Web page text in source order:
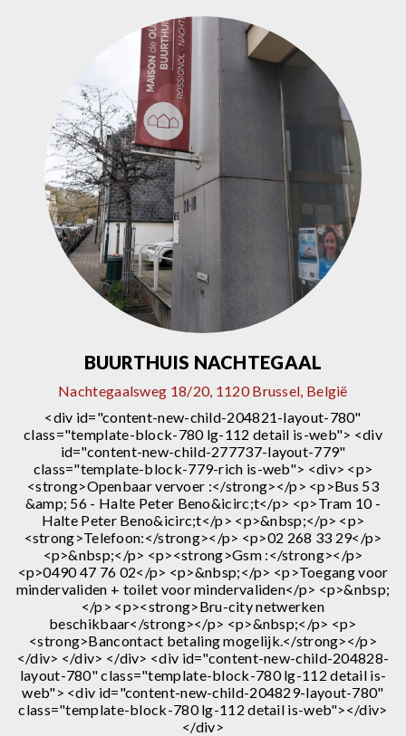
BUURTHUIS NACHTEGAAL
Nachtegaalsweg 18/20, 1120 Brussel, België
<div id="content-new-child-204821-layout-780"
class="template-block-780 lg-112 detail is-web"> <div
id="content-new-child-277737-layout-779"
class="template-block-779-rich is-web"> <div> <p>
<strong>Openbaar vervoer :</strong></p> <p>Bus 53
&amp; 56 - Halte Peter Beno&icirc;t</p> <p>Tram 10 -
Halte Peter Beno&icirc;t</p> <p>&nbsp;</p> <p>
<strong>Telefoon:</strong></p> <p>02 268 33 29</p>
<p>&nbsp;</p> <p><strong>Gsm :</strong></p>
<p>0490 47 76 02</p> <p>&nbsp;</p> <p>Toegang voor
mindervaliden + toilet voor mindervaliden</p> <p>&nbsp;
</p> <p><strong>Bru-city netwerken
beschikbaar</strong></p> <p>&nbsp;</p> <p>
<strong>Bancontact betaling mogelijk.</strong></p>
</div> </div> </div> <div id="content-new-child-204828-
layout-780" class="template-block-780 lg-112 detail is-
web"> <div id="content-new-child-204829-layout-780"
class="template-block-780 lg-112 detail is-web"></div>
</div>